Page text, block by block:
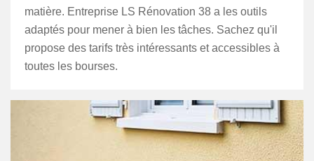
matière. Entreprise LS Rénovation 38 a les outils
adaptés pour mener à bien les tâches. Sachez qu'il
propose des tarifs très intéressants et accessibles à
toutes les bourses.